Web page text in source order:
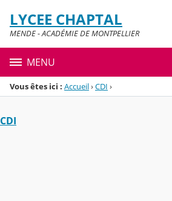
Menu de la rubrique
Contenu
LYCEE CHAPTAL
MENDE - ACADÉMIE DE MONTPELLIER
MENU
Vous êtes ici : Accueil›CDI ›
CDI